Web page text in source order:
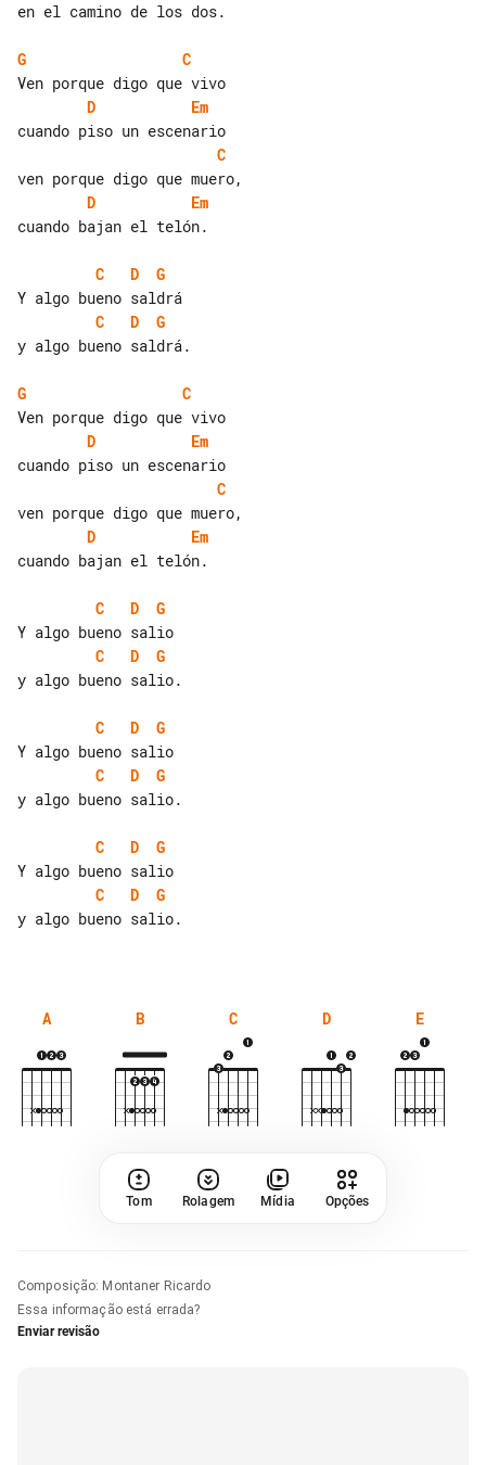
en el camino de los dos.
G
C
D
Em
C
D
Em
cuando bajan el telón.
C D
G
C
D
G
y algo bueno saldrá.
G
C
D
Em
C
D
Em
cuando bajan el telón.
C D
G
C
D
G
y algo bueno salio.
C D
G
C
D
G
y algo bueno salio.
C D
G
C
D
G
y algo bueno salio.
A B C D E
Tom Rolagem Mídia Opções
Composição: Montaner Ricardo
Essa informação está errada?
Enviar revisão